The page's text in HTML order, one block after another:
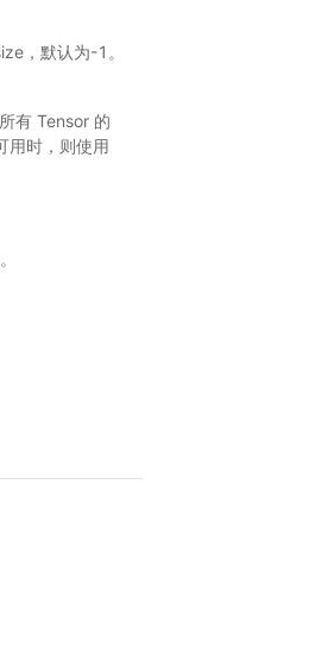
，默认为-1。
有 Tensor 的
时，则使用